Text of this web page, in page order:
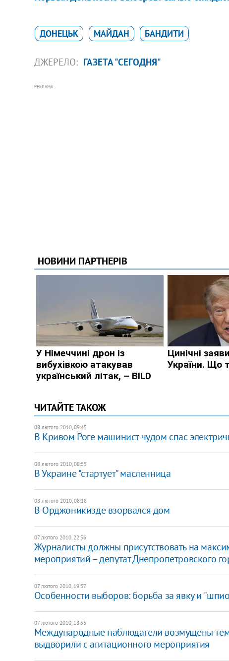
ДОНЕЦЬК МАЙДАН БАНДИТИ
ДЖЕРЕЛО: ГАЗЕТА "СЕГОДНЯ"
РЕКЛАМА
ЧИТАЙТЕ ТАКОЖ
08 лютого 2010, 09:45
В Кривом Роге машинист чудом спас
08 лютого 2010, 08:55
В Украине "стартует" масленница
08 лютого 2010, 08:18
В Орджоникизде взорвался дом
07 лютого 2010, 22:56
Журналисты должны присутствовать на
мероприятий – депутат Днепропетровского
07 лютого 2010, 19:37
Особенности выборов: борьба за явку и
07 лютого 2010, 18:53
Международные наблюдатели возмущены
выдворили с агитационного мероприятия